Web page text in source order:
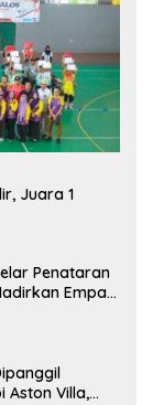
Juara 1
Penataran
Empat
Aston Villa,